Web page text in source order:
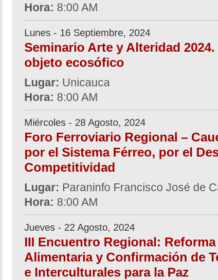
Hora: 8:00 AM
Lunes - 16 Septiembre, 2024
Seminario Arte y Alteridad
objeto ecosófico
Lugar: Unicauca
Hora: 8:00 AM
Miércoles - 28 Agosto, 2024
Foro Ferroviario Regional –
por el Sistema Férreo, por el
Competitividad
Lugar: Paraninfo Francisco José de
Hora: 8:00 AM
Jueves - 22 Agosto, 2024
III Encuentro Regional:
Alimentaria y Confirmación de
e Interculturales para la Paz